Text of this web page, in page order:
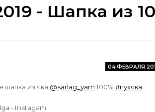
- Шапка из
04 ФЕВРАЛЯ
шапка из яка @sarlag_yarn 100% #пухяка
- Instagam